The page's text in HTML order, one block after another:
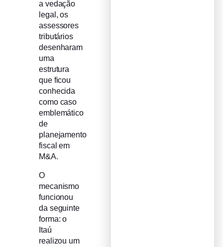
a vedação
legal, os
assessores
tributários
desenharam
uma
estrutura
que ficou
conhecida
como caso
emblemático
de
planejamento
fiscal em
M&A.
O
mecanismo
funcionou
da seguinte
forma: o
Itaú
realizou um